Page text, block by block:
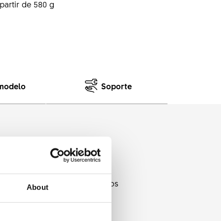
About
de 580 g
Soporte
libremente el ancho de los
sus baterías.